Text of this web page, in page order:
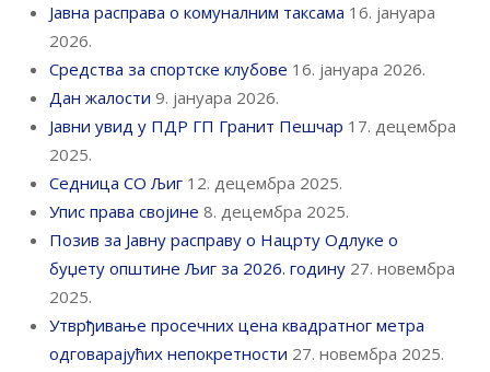
Јавна расправа о комуналним таксама 16. јануара
2026.
Средства за спортске клубове 16. јануара 2026.
Дан жалости 9. јануара 2026.
Јавни увид у ПДР ГП Гранит Пешчар 17. децембра
2025.
Седница СО Љиг 12. децембра 2025.
Упис права својине 8. децембра 2025.
Позив за Јавну расправу о Нацрту Одлуке о
буџету општине Љиг за 2026. годину 27. новембра
2025.
Утврђивање просечних цена квадратног метра
одговарајућих непокретности 27. новембра 2025.